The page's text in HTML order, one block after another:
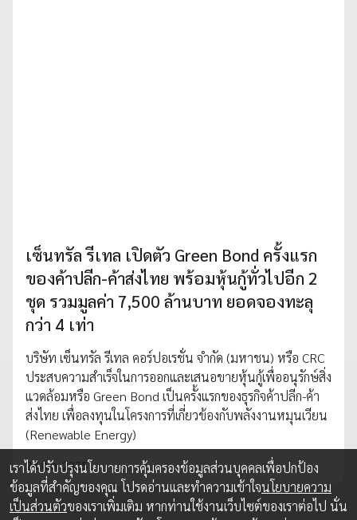
เซ็นทรัล รีเทล เปิดตัว Green Bond ครั้งแรก
ของค้าปลีก-ค้าส่งไทย พร้อมหุ้นกู้ทั่วไปอีก 2
ชุด รวมมูลค่า 7,500 ล้านบาท ยอดจองทะลุ
กว่า 4 เท่า
บริษัท เซ็นทรัล รีเทล คอร์ปอเรชั่น จำกัด (มหาชน) หรือ CRC
ประสบความสำเร็จในการออกและเสนอขายหุ้นกู้เพื่ออนุรักษ์สิ่ง
แวดล้อมหรือ Green Bond เป็นครั้งแรกของธุรกิจค้าปลีก-ค้า
ส่งไทย เพื่อลงทุนในโครงการที่เกี่ยวข้องกับพลังงานหมุนเวียน
(Renewable Energy)
24 ต.ค. 2025
เราได้ปรับปรุงนโยบายการคุ้มครองข้อมูลส่วนบุคคลเพื่อปกป้อง
ข้อมูลที่สำคัญของคุณ โปรดอ่านและทำความเข้าใจนโยบายความ
เป็นส่วนตัวของเราเพิ่มเติม หากท่านใช้งานเว็บไซต์ของเราต่อไป นั่น